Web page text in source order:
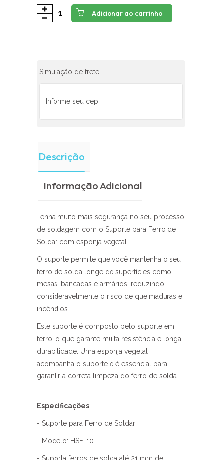
Adicionar ao carrinho
Simulação de frete
Descrição
Informação Adicional
Tenha muito mais segurança no seu processo
de soldagem com o Suporte para Ferro de
Soldar com esponja vegetal.
O suporte permite que você mantenha o seu
ferro de solda longe de superfícies como
mesas, bancadas e armários, reduzindo
consideravelmente o risco de queimaduras e
incêndios.
Este suporte é composto pelo suporte em
ferro, o que garante muita resistência e longa
durabilidade. Uma esponja vegetal
acompanha o suporte e é essencial para
garantir a correta limpeza do ferro de solda.
Especificações:
- Suporte para Ferro de Soldar
- Modelo: HSF-10
- Suporta ferros de solda até 21 mm de